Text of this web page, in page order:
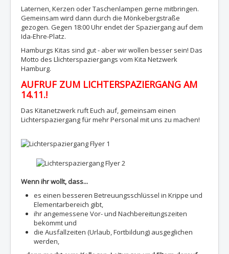
Laternen, Kerzen oder Taschenlampen gerne mitbringen.
Gemeinsam wird dann durch die Mönkebergstraße
gezogen. Gegen 18:00 Uhr endet der Spaziergang auf dem
Ida-Ehre-Platz.
Hamburgs Kitas sind gut - aber wir wollen besser sein! Das
Motto des Llichterspaziergangs vom Kita Netzwerk
Hamburg.
AUFRUF ZUM LICHTERSPAZIERGANG AM
14.11.!
Das Kitanetzwerk ruft Euch auf, gemeinsam einen
Lichterspaziergang für mehr Personal mit uns zu machen!
Wenn ihr wollt, dass...
es einen besseren Betreuungsschlüssel in Krippe und
Elementarbereich gibt,
ihr angemessene Vor- und Nachbereitungszeiten
bekommt und
die Ausfallzeiten (Urlaub, Fortbildung) ausgeglichen
werden,